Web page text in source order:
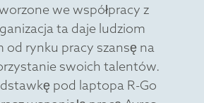
we współpracy z
ta daje ludziom
od rynku pracy szansę na
swoich talentów.
pod laptopa R-Go